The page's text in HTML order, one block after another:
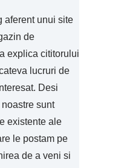
aferent unui site
de
explica cititorului
lucruri de
Desi
sunt
existente ale
le postam pe
de a veni si